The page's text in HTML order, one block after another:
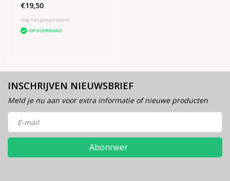
€19,50
Nog niet gewaardeerd
OP VOORRAAD
INSCHRIJVEN NIEUWSBRIEF
Meld je nu aan voor extra informatie of nieuwe producten
Abonneer